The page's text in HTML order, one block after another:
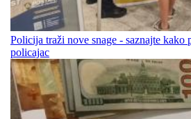
Policija traži nove snage - saznajte kako
policajac